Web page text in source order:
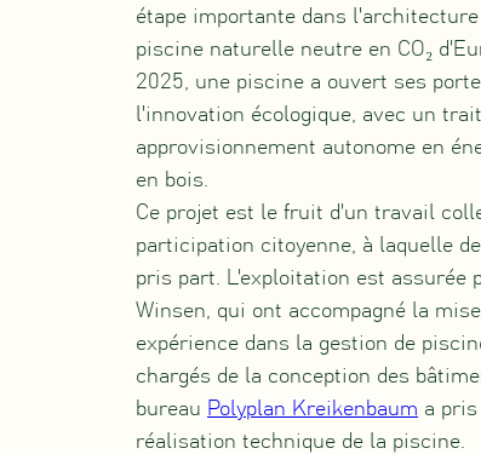
étape importante dans
piscine naturelle neutre en CO₂
2025, une piscine a ouvert ses
l'innovation écologique, avec un
approvisionnement autonome en
en bois.
Ce projet est le fruit d'un travail
participation citoyenne, à laquelle
pris part. L'exploitation est assurée
Winsen, qui ont accompagné la
expérience dans la gestion de
chargés de la conception des
bureau Polyplan Kreikenbaum a
réalisation technique de la piscine.